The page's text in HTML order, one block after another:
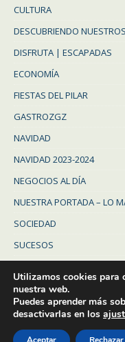
CULTURA
DESCUBRIENDO
DISFRUTA | ESCAPADAS
ECONOMÍA
FIESTAS DEL PILAR
GASTROZGZ
NAVIDAD
NAVIDAD 2023-2024
NEGOCIOS AL DÍA
NUESTRA PORTADA – LO
SOCIEDAD
SUCESOS
ZARAGOZA
ZARAGOZA PROVINCIA
Utilizamos cookies para
nuestra web.
Puedes aprender más
desactivarlas en los